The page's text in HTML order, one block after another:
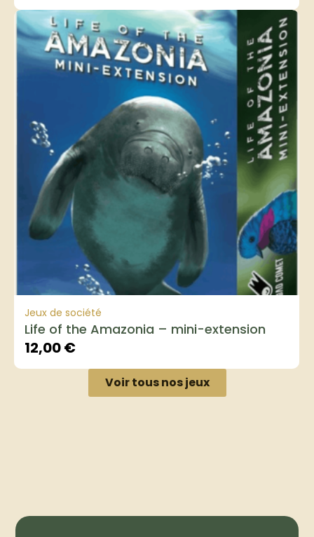
Jeux de société
Life of the Amazonia – mini-extension
12,00€
Voir tous nos jeux